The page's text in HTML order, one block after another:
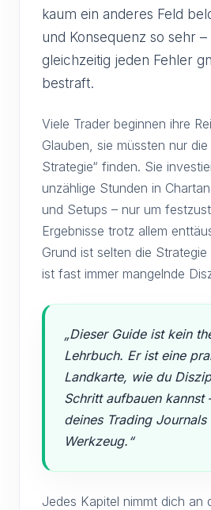
kaum ein anderes Feld
und Konsequenz so sehr
gleichzeitig jeden Fehler
bestraft.
Viele Trader beginnen ihre
Glauben, sie müssten nur die
Strategie“ finden. Sie
unzählige Stunden in
und Setups – nur um
Ergebnisse trotz allem
Grund ist selten die
ist fast immer mangelnde
„Dieser Guide ist kein
Lehrbuch. Er ist eine
Landkarte, wie du
Schritt aufbauen kannst
deines Trading Journals
Werkzeug.“
Jedes Kapitel nimmt dich an